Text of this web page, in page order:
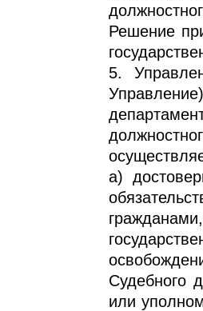
Решение
5.
а)
Судебного
или